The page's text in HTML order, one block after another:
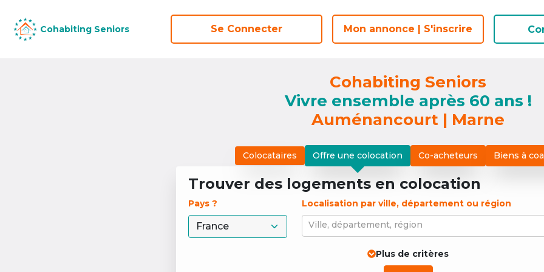
Cohabiting Seniors Se Connecter Mon annonce | S'inscrire
Cohabiting Seniors Se Connecter Mon annonce | S'inscrire
Cohabiting Seniors
Vivre ensemble après 60 ans !
Auménancourt | Marne
Colocataires Offre une colocation Co-acheteurs Biens à
Trouver des logements en colocation
Pays ?
Localisation par ville, département ou région
Ville, département, région
Plus de critères